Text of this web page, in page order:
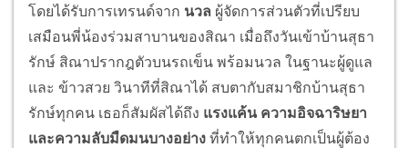
โดยได้รับการเทรนด์จาก นวล ผู้จัดการส่วนตัวที่เปรียบ
เสมือนพี่น้องร่วมสาบานของสิณา เมื่อถึงวันเข้าบ้านสุธา
รักษ์ สิณาปรากฎตัวบนรถเข็น พร้อมนวล ในฐานะผู้ดูแล
และ ข้าวสวย วินาทีที่สิณาได้ สบตากับสมาชิกบ้านสุธา
รักษ์ทุกคน เธอก็สัมผัสได้ถึง แรงแค้น ความอิจฉาริษยา
และความลับมืดมนบางอย่าง ที่ทำให้ทุกคนตกเป็นผู้ต้อง